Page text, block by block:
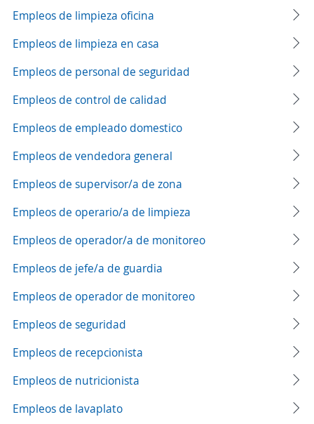
Empleos de limpieza oficina
Empleos de limpieza en casa
Empleos de personal de seguridad
Empleos de control de calidad
Empleos de empleado domestico
Empleos de vendedora general
Empleos de supervisor/a de zona
Empleos de operario/a de limpieza
Empleos de operador/a de monitoreo
Empleos de jefe/a de guardia
Empleos de operador de monitoreo
Empleos de seguridad
Empleos de recepcionista
Empleos de nutricionista
Empleos de lavaplato